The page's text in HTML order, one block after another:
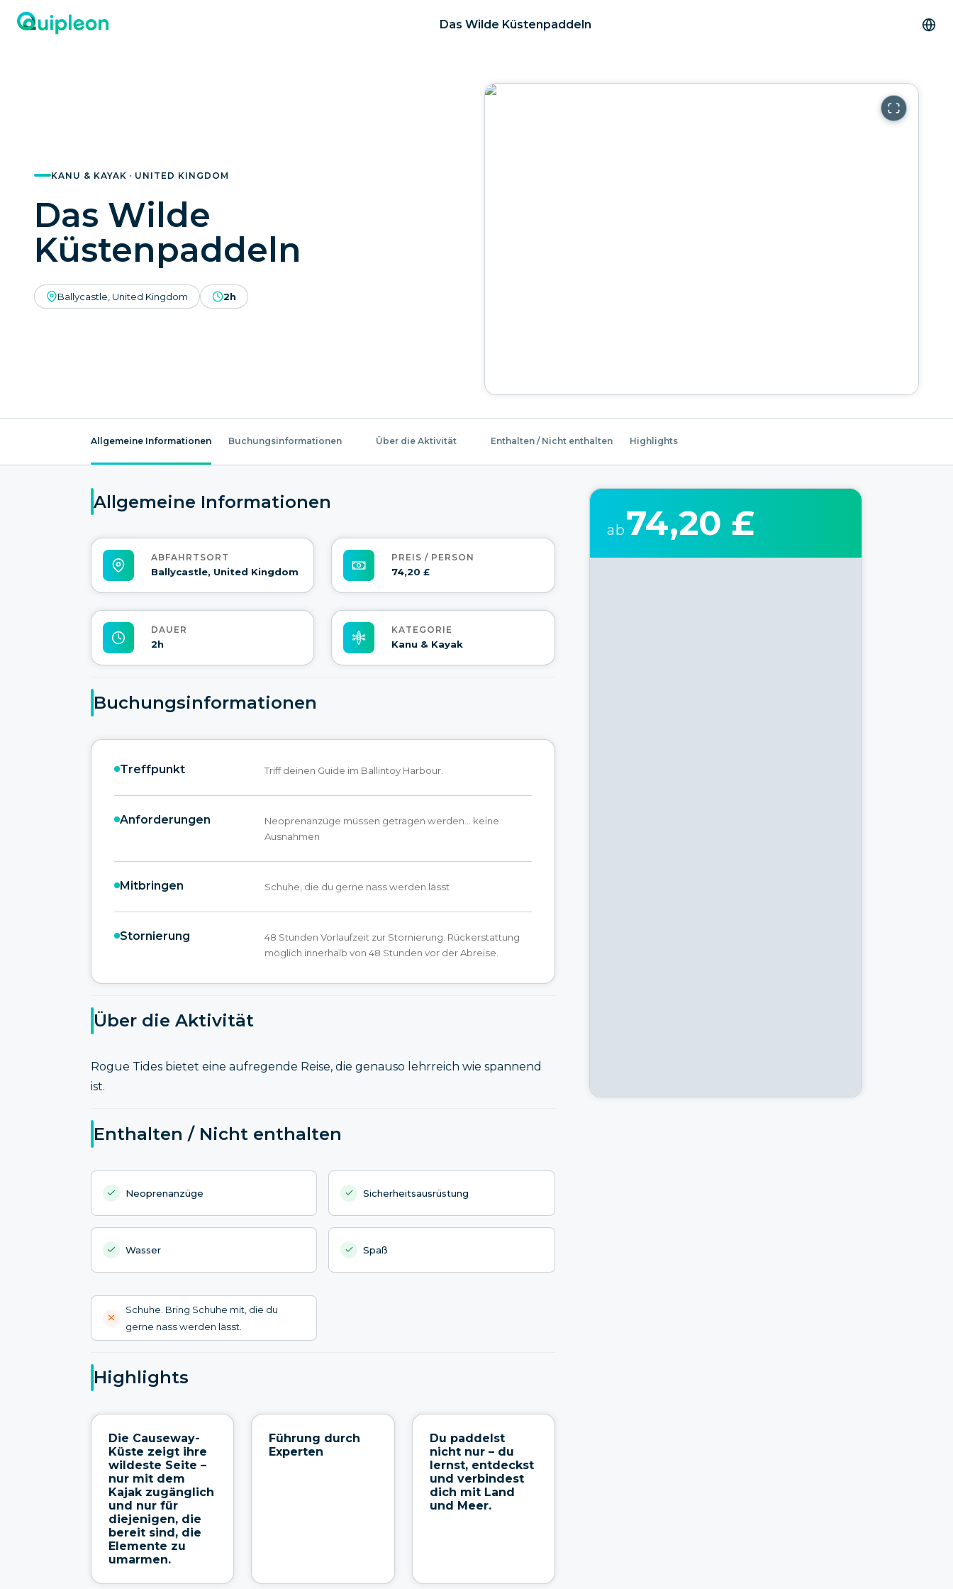
Das Wilde Küstenpaddeln
KANU & KAYAK · UNITED KINGDOM
Das Wilde
Küstenpaddeln
Ballycastle, United Kingdom 2h
Allgemeine Informationen Buchungsinformationen Über die Aktivität Enthalten / Nicht enthalten Highlights
Allgemeine Informationen
ABFAHRTSORT
Ballycastle, United Kingdom
PREIS / PERSON
74,20 £
DAUER
2h
KATEGORIE
Kanu & Kayak
Buchungsinformationen
Treffpunkt Triff deinen Guide im Ballintoy Harbour.
Anforderungen
Neoprenanzüge müssen getragen werden… keine
Ausnahmen
Mitbringen Schuhe, die du gerne nass werden lässt
Stornierung
48 Stunden Vorlaufzeit zur Stornierung. Rückerstattung
möglich innerhalb von 48 Stunden vor der Abreise.
Über die Aktivität
Rogue Tides bietet eine aufregende Reise, die genauso lehrreich wie spannend
ist.
Enthalten / Nicht enthalten
Neoprenanzüge Sicherheitsausrüstung
Wasser Spaß
Schuhe. Bring Schuhe mit, die du
gerne nass werden lässt.
Highlights
Die Causeway-
Küste zeigt ihre
wildeste Seite –
nur mit dem
Kajak zugänglich
und nur für
diejenigen, die
bereit sind, die
Elemente zu
umarmen.
Führung durch
Experten
Du paddelst
nicht nur – du
lernst, entdeckst
und verbindest
dich mit Land
und Meer.
ab74,20 £